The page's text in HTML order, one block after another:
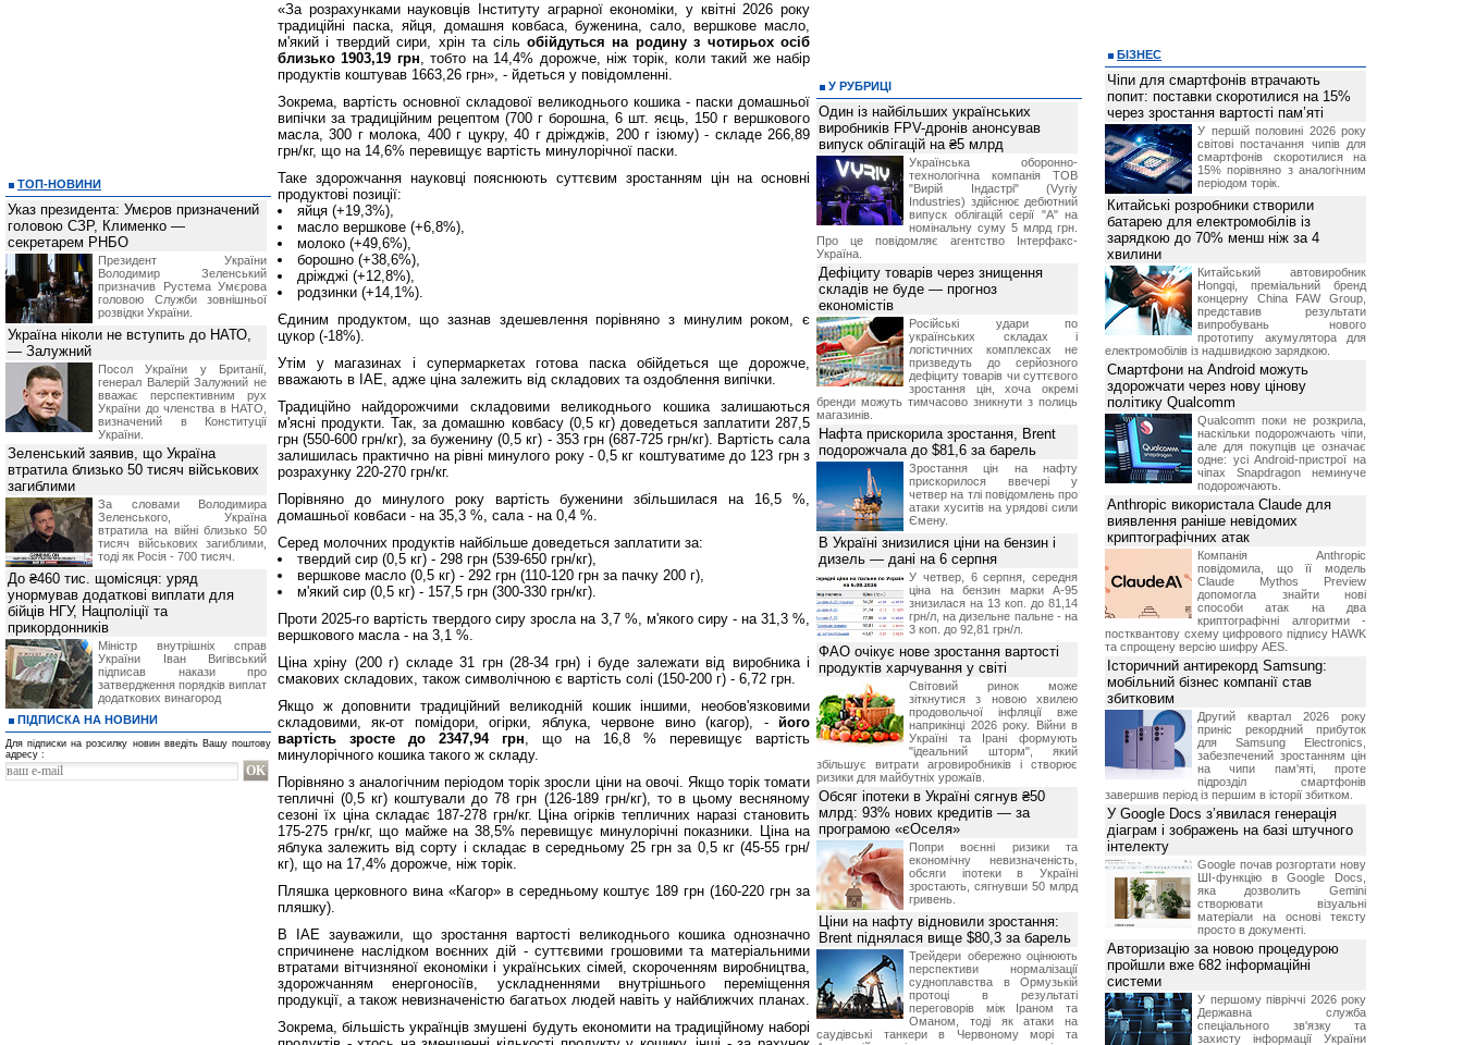
«За розрахунками науковців Інституту аграрної економіки, у квітні 2026 року
традиційні паска, яйця, домашня ковбаса, буженина, сало, вершкове масло,
м'який і твердий сири, хрін та сіль обійдуться на родину з чотирьох осіб
близько 1903,19 грн, тобто на 14,4% дорожче, ніж торік, коли такий же набір
продуктів коштував 1663,26 грн», - йдеться у повідомленні.
Зокрема, вартість основної складової великоднього кошика - паски домашньої
випічки за традиційним рецептом (700 г борошна, 6 шт. яєць, 150 г вершкового
масла, 300 г молока, 400 г цукру, 40 г дріжджів, 200 г ізюму) - складе 266,89
грн/кг, що на 14,6% перевищує вартість минулорічної паски.
Таке здорожчання науковці пояснюють суттєвим зростанням цін на основні
продуктові позиції:
яйця (+19,3%),
масло вершкове (+6,8%),
молоко (+49,6%),
борошно (+38,6%),
дріжджі (+12,8%),
родзинки (+14,1%).
Єдиним продуктом, що зазнав здешевлення порівняно з минулим роком, є
цукор (-18%).
Утім у магазинах і супермаркетах готова паска обійдеться ще дорожче,
вважають в ІАЕ, адже ціна залежить від складових та оздоблення випічки.
Традиційно найдорожчими складовими великоднього кошика залишаються
м'ясні продукти. Так, за домашню ковбасу (0,5 кг) доведеться заплатити 287,5
грн (550-600 грн/кг), за буженину (0,5 кг) - 353 грн (687-725 грн/кг). Вартість сала
залишилась практично на рівні минулого року - 0,5 кг коштуватиме до 123 грн з
розрахунку 220-270 грн/кг.
Порівняно до минулого року вартість буженини збільшилася на 16,5 %,
домашньої ковбаси - на 35,3 %, сала - на 0,4 %.
Серед молочних продуктів найбільше доведеться заплатити за:
твердий сир (0,5 кг) - 298 грн (539-650 грн/кг),
вершкове масло (0,5 кг) - 292 грн (110-120 грн за пачку 200 г),
м'який сир (0,5 кг) - 157,5 грн (300-330 грн/кг).
Проти 2025-го вартість твердого сиру зросла на 3,7 %, м'якого сиру - на 31,3 %,
вершкового масла - на 3,1 %.
Ціна хріну (200 г) складе 31 грн (28-34 грн) і буде залежати від виробника і
смакових складових, також символічною є вартість солі (150-200 г) - 6,72 грн.
Якщо ж доповнити традиційний великодній кошик іншими, необов'язковими
складовими, як-от помідори, огірки, яблука, червоне вино (кагор), - його
вартість зросте до 2347,94 грн, що на 16,8 % перевищує вартість
минулорічного кошика такого ж складу.
Порівняно з аналогічним періодом торік зросли ціни на овочі. Якщо торік томати
тепличні (0,5 кг) коштували до 78 грн (126-189 грн/кг), то в цьому весняному
сезоні їх ціна складає 187-278 грн/кг. Ціна огірків тепличних наразі становить
175-275 грн/кг, що майже на 38,5% перевищує минулорічні показники. Ціна на
яблука залежить від сорту і складає в середньому 25 грн за 0,5 кг (45-55 грн/
кг), що на 17,4% дорожче, ніж торік.
Пляшка церковного вина «Кагор» в середньому коштує 189 грн (160-220 грн за
пляшку).
В ІАЕ зауважили, що зростання вартості великоднього кошика однозначно
спричинене наслідком воєнних дій - суттєвими грошовими та матеріальними
втратами вітчизняної економіки і українських сімей, скороченням виробництва,
здорожчанням енергоносіїв, ускладненнями внутрішнього переміщення
продукції, а також невизначеністю багатьох людей навіть у найближчих планах.
Зокрема, більшість українців змушені будуть економити на традиційному наборі
ТОП-НОВИНИ
Указ президента: Умєров призначений
головою СЗР, Клименко —
секретарем РНБО
Президент України
Володимир Зеленський
призначив Pустема Умєрова
головою Служби зовнішньої
розвідки України.
Україна ніколи не вступить до НАТО,
— Залужний
Посол України у Британії,
генерал Валерій Залужний не
вважає перспективним рух
України до членства в НАТО,
визначений в Конституції
України.
Зеленський заявив, що Україна
втратила близько 50 тисяч військових
загиблими
За словами Володимира
Зеленського, Україна
втратила на війні близько 50
тисяч військових загиблими,
тоді як Росія - 700 тисяч.
До ₴460 тис. щомісяця: уряд
унормував додаткові виплати для
бійців НГУ, Нацполіції та
прикордонників
Міністр внутрішніх справ
України Іван Вигівський
підписав накази про
затвердження порядків виплат
додаткових винагород
ПІДПИСКА НА НОВИНИ
Для підписки на розсилку новин введіть Вашу поштову
адресу :
У РУБРИЦІ
Один із найбільших українських
виробників FPV-дронів анонсував
випуск облігацій на ₴5 млрд
Українська оборонно-
технологічна компанія ТОВ
"Вирій Індастрі" (Vyriy
Industries) здійснює дебютний
випуск облігацій серії "А" на
номінальну суму 5 млрд грн.
Про це повідомляє агентство Інтерфакс-
Україна.
Дефіциту товарів через знищення
складів не буде — прогноз
економістів
Російські удари по
українських складах і
логістичних комплексах не
призведуть до серйозного
дефіциту товарів чи суттєвого
зростання цін, хоча окремі
бренди можуть тимчасово зникнути з полиць
магазинів.
Нафта прискорила зростання, Brent
подорожчала до $81,6 за барель
Зростання цін на нафту
прискорилося ввечері у
четвер на тлі повідомлень про
атаки хуситів на урядові сили
Ємену.
В Україні знизилися ціни на бензин і
дизель — дані на 6 серпня
У четвер, 6 серпня, середня
ціна на бензин марки А-95
знизилася на 13 коп. до 81,14
грн/л, на дизельне пальне - на
3 коп. до 92,81 грн/л.
ФАО очікує нове зростання вартості
продуктів харчування у світі
Світовий ринок може
зіткнутися з новою хвилею
продовольчої інфляції вже
наприкінці 2026 року. Війни в
Україні та Ірані формують
"ідеальний шторм", який
збільшує витрати агровиробників і створює
ризики для майбутніх урожаїв.
Обсяг іпотеки в Україні сягнув ₴50
млрд: 93% нових кредитів — за
програмою «єОселя»
Попри воєнні ризики та
економічну невизначеність,
обсяги іпотеки в Україні
зростають, сягнувши 50 млрд
гривень.
Ціни на нафту відновили зростання:
Brent піднялася вище $80,3 за барель
Трейдери обережно оцінюють
перспективи нормалізації
судноплавства в Ормузькій
протоці в результаті
переговорів між Іраном та
Оманом, тоді як атаки на
саудівські танкери в Червоному морі та
БІЗНЕС
Чіпи для смартфонів втрачають
попит: поставки скоротилися на 15%
через зростання вартості пам’яті
У першій половині 2026 року
світові постачання чипів для
смартфонів скоротилися на
15% порівняно з аналогічним
періодом торік.
Китайські розробники створили
батарею для електромобілів із
зарядкою до 70% менш ніж за 4
хвилини
Китайський автовиробник
Hongqi, преміальний бренд
концерну China FAW Group,
представив результати
випробувань нового
прототипу акумулятора для
електромобілів із надшвидкою зарядкою.
Смартфони на Android можуть
здорожчати через нову цінову
політику Qualcomm
Qualcomm поки не розкрила,
наскільки подорожчають чіпи,
але для покупців це означає
одне: усі Android-пристрої на
чіпах Snapdragon неминуче
подорожчають.
Anthropic використала Claude для
виявлення раніше невідомих
криптографічних атак
Компанія Anthropic
повідомила, що її модель
Claude Mythos Preview
допомогла знайти нові
способи атак на два
криптографічні алгоритми -
постквантову схему цифрового підпису HAWK
та спрощену версію шифру AES.
Історичний антирекорд Samsung:
мобільний бізнес компанії став
збитковим
Другий квартал 2026 року
приніс рекордний прибуток
для Samsung Electronics,
забезпечений зростанням цін
на чипи пам'яті, проте
підрозділ смартфонів
завершив період із першим в історії збитком.
У Google Docs з’явилася генерація
діаграм і зображень на базі штучного
інтелекту
Google почав розгортати нову
ШІ-функцію в Google Docs,
яка дозволить Gemini
створювати візуальні
матеріали на основі тексту
просто в документі.
Авторизацію за новою процедурою
пройшли вже 682 інформаційні
системи
У першому півріччі 2026 року
Державна служба
спеціального зв'язку та
захисту інформації України